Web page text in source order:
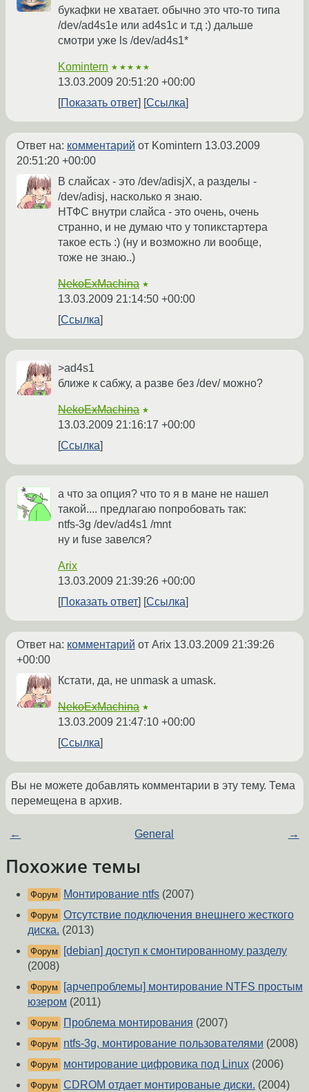
букафки не хватает. обычно это что-то типа
/dev/ad4s1e или ad4s1c и т.д :) дальше
смотри уже ls /dev/ad4s1*
Komintern ★★★★★
13.03.2009 20:51:20 +00:00
Показать ответ
Ссылка
Ответ на: комментарий от Komintern 13.03.2009
20:51:20 +00:00
В слайсах - это /dev/adisjX, а разделы -
/dev/adisj, насколько я знаю.
НТФС внутри слайса - это очень, очень
странно, и не думаю что у топикстартера
такое есть :) (ну и возможно ли вообще,
тоже не знаю..)
NekoExMachina ★
13.03.2009 21:14:50 +00:00
Ссылка
>ad4s1
ближе к сабжу, а разве без /dev/ можно?
NekoExMachina ★
13.03.2009 21:16:17 +00:00
Ссылка
а что за опция? что то я в мане не нашел
такой.... предлагаю попробовать так:
ntfs-3g /dev/ad4s1 /mnt
ну и fuse завелся?
Arix
13.03.2009 21:39:26 +00:00
Показать ответ
Ссылка
Ответ на: комментарий от Arix 13.03.2009 21:39:26
+00:00
Кстати, да, не unmask а umask.
NekoExMachina ★
13.03.2009 21:47:10 +00:00
Ссылка
Вы не можете добавлять комментарии в эту тему. Тема
перемещена в архив.
← General →
Похожие темы
Форум Монтирование ntfs (2007)
Форум Отсутствие подключения внешнего жесткого
диска. (2013)
Форум
[debian] доступ к смонтированному разделу
(2008)
Форум
[арчепроблемы] монтирование NTFS простым
юзером (2011)
Форум Проблема монтирования (2007)
Форум ntfs-3g, монтирование пользователями (2008)
Форум монтирование цифровика под Linux (2006)
Форум CDROM отдает монтированые диски. (2004)